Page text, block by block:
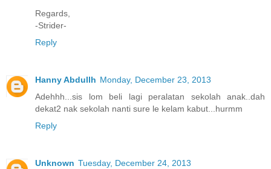
Regards,
-Strider-
Reply
Hanny Abdullh Monday, December 23, 2013
Adehhh...sis lom beli lagi peralatan sekolah anak..dah
dekat2 nak sekolah nanti sure le kelam kabut...hurmm
Reply
Unknown Tuesday, December 24, 2013